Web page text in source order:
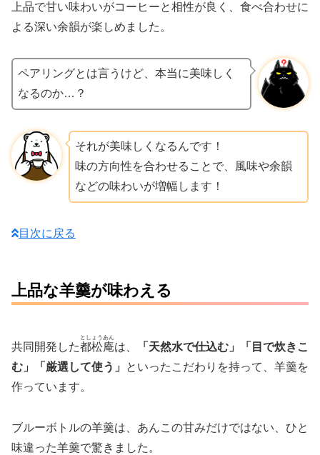
上品で甘い味わいがコーヒーと相性が良く、食べ合わせに
よる深い余韻が楽しめました。
ペアリングとは言うけど、本当に美味しく
なるのか…？
それが美味しくなるんです！
味の方向性を合わせることで、風味や余韻
などの味わいが増幅します！
目次に戻る
上品な羊羹が味わえる
共同開発した都松庵
としょうあん
は、
「天然水で仕込む」「目で炊きこ
む」「厳選して使う」
といったこだわりを持って、羊羹を
作っています。
ブルーボトルの羊羹は、あんこの甘みだけではない、ひと
味違った羊羹で驚きました。